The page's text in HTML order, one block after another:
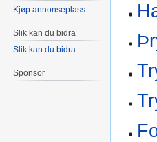
Kjøp annonseplass
Slik kan du bidra
Slik kan du bidra
Sponsor